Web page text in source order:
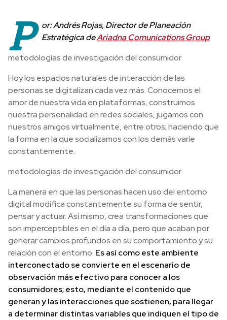
P
or: Andrés Rojas, Director de Planeación
Estratégica deAriadna Comunications Group
metodologías de investigación del consumidor
Hoy los espacios naturales de interacción de las
personas se digitalizan cada vez más. Conocemos el
amor de nuestra vida en plataformas, construimos
nuestra personalidad en redes sociales, jugamos con
nuestros amigos virtualmente, entre otros; haciendo que
la forma en la que socializamos con los demás varíe
constantemente.
metodologías de investigación del consumidor
La manera en que las personas hacen uso del entorno
digital modifica constantemente su forma de sentir,
pensar y actuar. Así mismo, crea transformaciones que
son imperceptibles en el día a día, pero que acaban por
generar cambios profundos en su comportamiento y su
relación con el entorno. Es así como este ambiente
interconectado se convierte en el escenario de
observación más efectivo para conocer a los
consumidores; esto, mediante el contenido que
generan y las interacciones que sostienen, para llegar
a determinar distintas variables que indiquen el tipo de